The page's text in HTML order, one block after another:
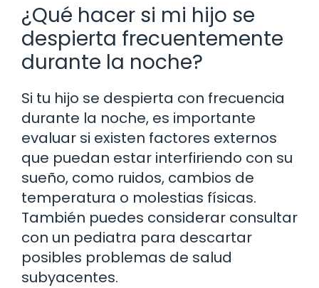
¿Qué hacer si mi hijo se
despierta frecuentemente
durante la noche?
Si tu hijo se despierta con frecuencia
durante la noche, es importante
evaluar si existen factores externos
que puedan estar interfiriendo con su
sueño, como ruidos, cambios de
temperatura o molestias físicas.
También puedes considerar consultar
con un pediatra para descartar
posibles problemas de salud
subyacentes.